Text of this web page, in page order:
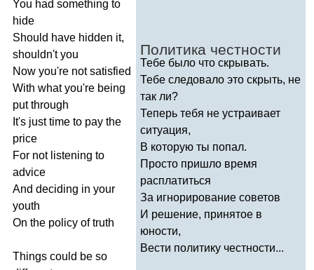
You had something to
hide
Should have hidden it,
shouldn't you
Now you're not satisfied
With what you're being
put through
It's just time to pay the
price
For not listening to
advice
And deciding in your
youth
On the policy of truth
Things could be so
Политика честности
Тебе было что скрывать.
Тебе следовало это скрыть, не
так ли?
Теперь тебя не устраивает
ситуация,
В которую ты попал.
Просто пришло время
расплатиться
За игнорирование советов
И решение, принятое в
юности,
Вести политику честности...